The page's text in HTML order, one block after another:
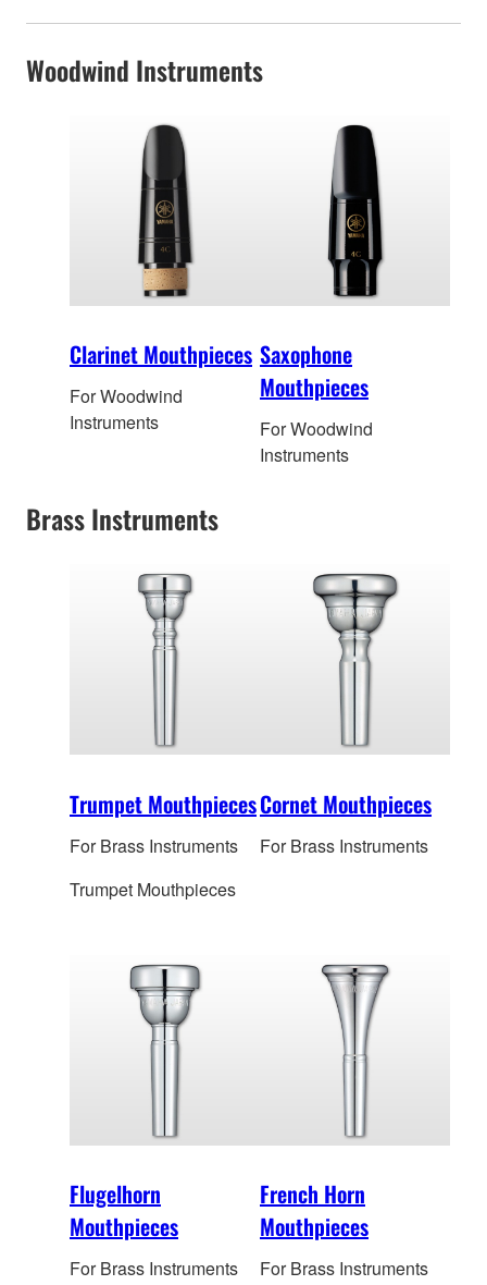
Woodwind Instruments
Clarinet Mouthpieces
For Woodwind
Instruments
Saxophone
Mouthpieces
For Woodwind
Instruments
Brass Instruments
Trumpet Mouthpieces
For Brass Instruments
Trumpet Mouthpieces
Cornet Mouthpieces
For Brass Instruments
Flugelhorn
Mouthpieces
For Brass Instruments
French Horn
Mouthpieces
For Brass Instruments